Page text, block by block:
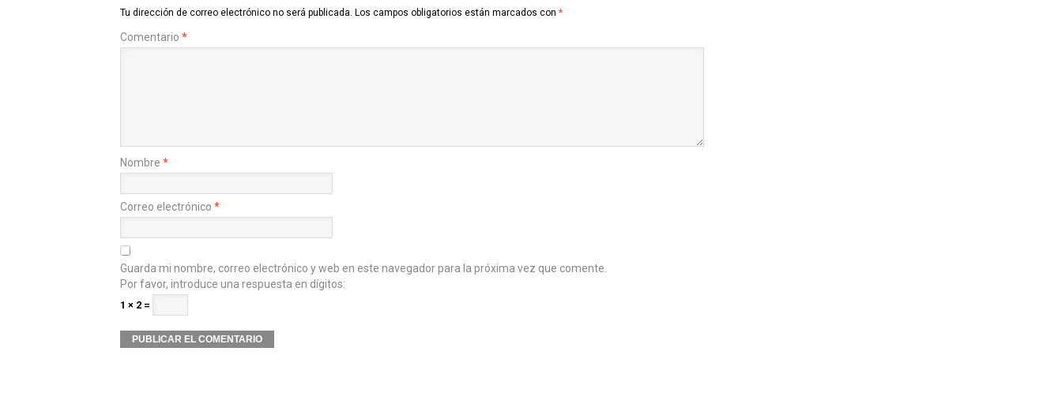
Tu dirección de correo electrónico no será publicada. Los campos obligatorios están marcados con *
Comentario *
Nombre *
Correo electrónico *
Guarda mi nombre, correo electrónico y web en este navegador para la próxima vez que comente.
Por favor, introduce una respuesta en dígitos:
1 × 2 =